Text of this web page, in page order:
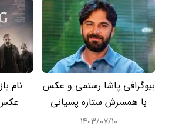
بیوگرافی پاشا رستمی و عکس
با همسرش ستاره پسیانی
۱۴۰۳/۰۷/۱۰
نام